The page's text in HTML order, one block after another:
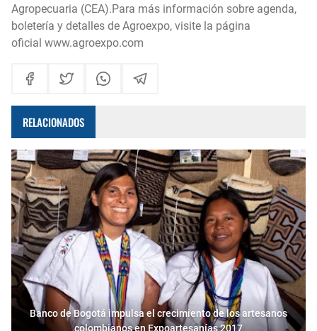
Agropecuaria (CEA).Para más información sobre agenda,
boletería y detalles de Agroexpo, visite la página
oficial www.agroexpo.com
RELACIONADOS
Banco de Bogotá impulsa el crecimiento de los artesanos
colombianos en Expoartesanías 2017